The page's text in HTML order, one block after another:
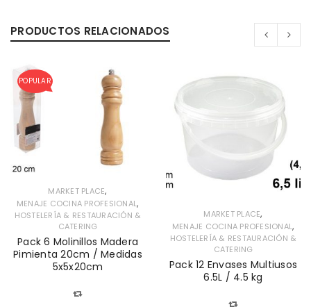
PRODUCTOS RELACIONADOS
POPULAR
MARKET PLACE,
MENAJE COCINA PROFESIONAL,
HOSTELERÍA & RESTAURACIÓN &
CATERING
Pack 6 Molinillos Madera
Pimienta 20cm / Medidas
5x5x20cm
MARKET PLACE,
MENAJE COCINA PROFESIONAL,
HOSTELERÍA & RESTAURACIÓN &
CATERING
Pack 12 Envases Multiusos
6.5L / 4.5 kg